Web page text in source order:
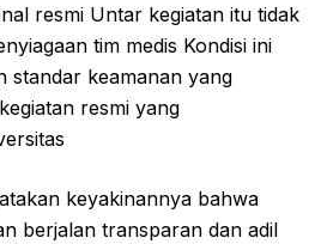
resmi Untar kegiatan itu tidak
tim medis Kondisi ini
standar keamanan yang
resmi yang
keyakinannya bahwa
berjalan transparan dan adil